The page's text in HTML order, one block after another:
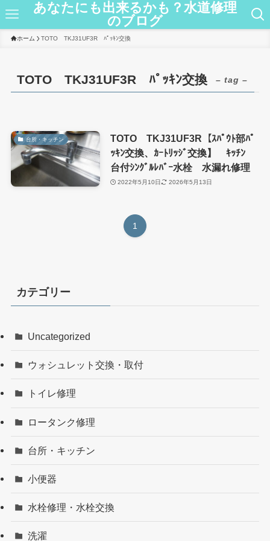
あなたにも出来るかも？水道修理
のブログ
ホーム TOTO TKJ31UF3R ﾊﾟｯｷﾝ交換
TOTO TKJ31UF3R ﾊﾟｯｷﾝ交換 – tag –
台所・キッチン
TOTO TKJ31UF3R【ｽﾊﾟｳﾄ部ﾊﾟ
ｯｷﾝ交換、ｶｰﾄﾘｯｼﾞ交換】 ｷｯﾁﾝ
台付ｼﾝｸﾞﾙﾚﾊﾞｰ水栓 水漏れ修理
2022年5月10日 2026年5月13日
1
カテゴリー
Uncategorized
ウォシュレット交換・取付
トイレ修理
ロータンク修理
台所・キッチン
小便器
水栓修理・水栓交換
洗濯